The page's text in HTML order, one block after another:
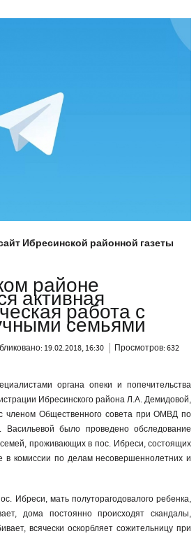
Ибресинской районной газеты
районе
активная
работа с
семьями
19.02.2018, 16:30 Просмотров: 632
органа опеки и попечительства
Ибресинского района Л.А. Демидовой,
членом Общественного совета при ОМВД по
Васильевой было проведено обследование
проживающих в пос. Ибреси, состоящих
в комиссии по делам несовершеннолетних и
Ибреси, мать полуторагодовалого ребенка,
дома постоянно происходят скандалы,
всячески оскорбляет сожительницу при